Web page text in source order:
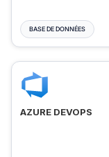
BASE DE DONNÉES
AZURE DEVOPS